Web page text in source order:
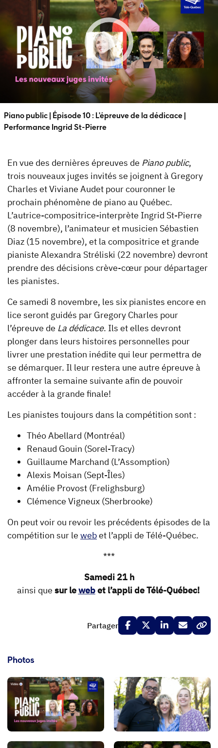
Piano public | Épisode 10 : L'épreuve de la dédicace |
Performance Ingrid St-Pierre
En vue des dernières épreuves de Piano public,
trois nouveaux juges invités se joignent à Gregory
Charles et Viviane Audet pour couronner le
prochain phénomène de piano au Québec.
L’autrice-compositrice-interprète Ingrid St-Pierre
(8 novembre), l’animateur et musicien Sébastien
Diaz (15 novembre), et la compositrice et grande
pianiste Alexandra Stréliski (22 novembre) devront
prendre des décisions crève-cœur pour départager
les pianistes.
Ce samedi 8 novembre, les six pianistes encore en
lice seront guidés par Gregory Charles pour
l’épreuve de La dédicace. Ils et elles devront
plonger dans leurs histoires personnelles pour
livrer une prestation inédite qui leur permettra de
se démarquer. Il leur restera une autre épreuve à
affronter la semaine suivante afin de pouvoir
accéder à la grande finale!
Les pianistes toujours dans la compétition sont :
Théo Abellard (Montréal)
Renaud Gouin (Sorel-Tracy)
Guillaume Marchand (L’Assomption)
Alexis Moisan (Sept-Îles)
Amélie Provost (Frelighsburg)
Clémence Vigneux (Sherbrooke)
On peut voir ou revoir les précédents épisodes de la
compétition sur le webet l’appli de Télé-Québec.
***
Samedi 21 h
ainsi que sur lewebet l’appli de Télé-Québec!
Partager
Photos